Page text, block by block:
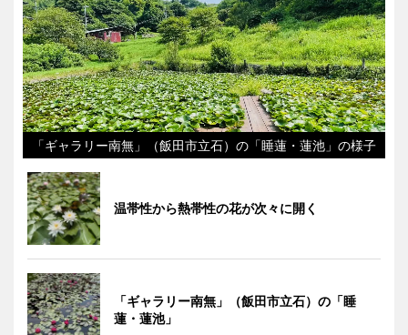
「ギャラリー南無」（飯田市立石）の「睡蓮・蓮池」の様子
温帯性から熱帯性の花が次々に開く
「ギャラリー南無」（飯田市立石）の「睡
蓮・蓮池」